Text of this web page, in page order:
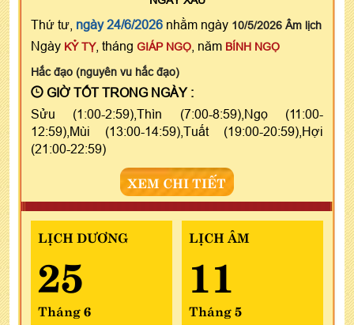
Thứ tư, ngày 24/6/2026 nhằm ngày 10/5/2026 Âm lịch
Ngày KỶ TỴ, tháng GIÁP NGỌ , năm BÍNH NGỌ
Hắc đạo (nguyên vu hắc đạo)
GIỜ TỐT TRONG NGÀY :
Sửu (1:00-2:59),Thìn (7:00-8:59),Ngọ (11:00-
12:59),Mùi (13:00-14:59),Tuất (19:00-20:59),Hợi
(21:00-22:59)
XEM CHI TIẾT
LỊCH DƯƠNG
25
Tháng 6
LỊCH ÂM
11
Tháng 5